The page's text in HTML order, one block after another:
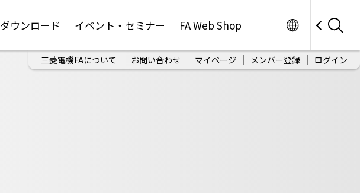
ダウンロード イベント・セミナー FA Web Shop
三菱電機FAについて お問い合わせ マイページ メンバー登録 ログイン